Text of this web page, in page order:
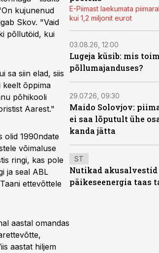
kujunenud
Skov. "Vaid
põllutöid, kui
sa siin elad, siis
keelt õppima
põhikooli
Aarest."
olid 1990ndate
võimaluse
ringi, kas pole
ja seal ABL
ettevõttele
aastal omandas
aastat hiljem
E-Piimast laekumata
kui 1,2 miljonit eurot
03.08.26, 12:00
Lugeja küsib: mis
põllumajanduses?
29.07.26, 09:30
Maido Solovjov:
ei saa lõputult ühe
kanda jätta
ST
Nutikad akusalvestid
päikeseenergia taas